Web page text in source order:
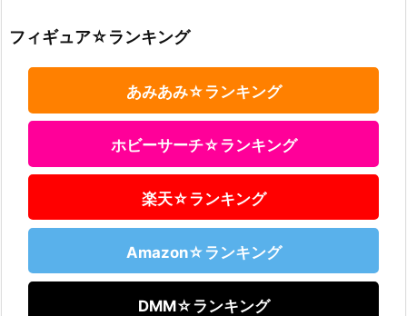
フィギュア☆ランキング
あみあみ☆ランキング
ホビーサーチ☆ランキング
楽天☆ランキング
Amazon☆ランキング
DMM☆ランキング